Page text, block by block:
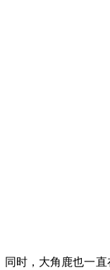
时，大角鹿也一